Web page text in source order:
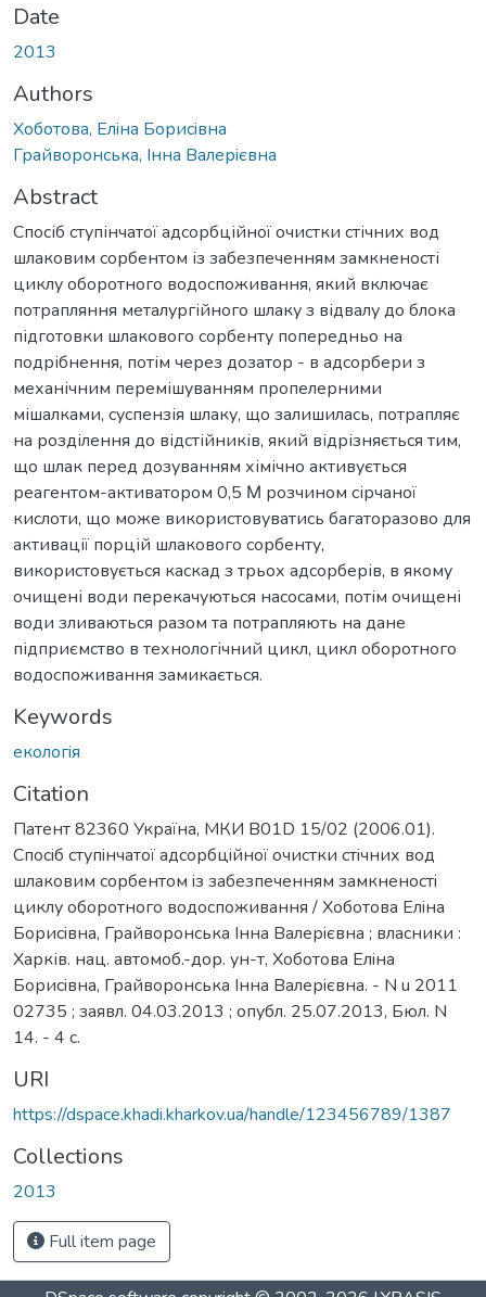
Date
2013
Authors
Хоботова, Елiна Борисiвна
Грайворонська, Iнна Валерiєвна
Abstract
Спосіб ступінчатої адсорбційної очистки стічних вод
шлаковим сорбентом із забезпеченням замкненості
циклу оборотного водоспоживання, який включає
потрапляння металургійного шлаку з відвалу до блока
підготовки шлакового сорбенту попередньо на
подрібнення, потім через дозатор - в адсорбери з
механічним перемішуванням пропелерними
мішалками, суспензія шлаку, що залишилась, потрапляє
на розділення до відстійників, який відрізняється тим,
що шлак перед дозуванням хімічно активується
реагентом-активатором 0,5 Μ розчином сірчаної
кислоти, що може використовуватись багаторазово для
активації порцій шлакового сорбенту,
використовується каскад з трьох адсорберів, в якому
очищені води перекачуються насосами, потім очищені
води зливаються разом та потрапляють на дане
підприємство в технологічний цикл, цикл оборотного
водоспоживання замикається.
Keywords
екологiя
Citation
Патент 82360 Україна, МКИ B01D 15/02 (2006.01).
Спосiб ступiнчатої адсорбцiйної очистки стiчних вод
шлаковим сорбентом iз забезпеченням замкненостi
циклу оборотного водоспоживання / Хоботова Елiна
Борисiвна, Грайворонська Iнна Валерiєвна ; власники :
Харків. нац. автомоб.-дор. ун-т, Хоботова Елiна
Борисiвна, Грайворонська Iнна Валерiєвна. - N u 2011
02735 ; заявл. 04.03.2013 ; опубл. 25.07.2013, Бюл. N
14. - 4 с.
URI
https://dspace.khadi.kharkov.ua/handle/123456789/1387
Collections
2013
Full item page